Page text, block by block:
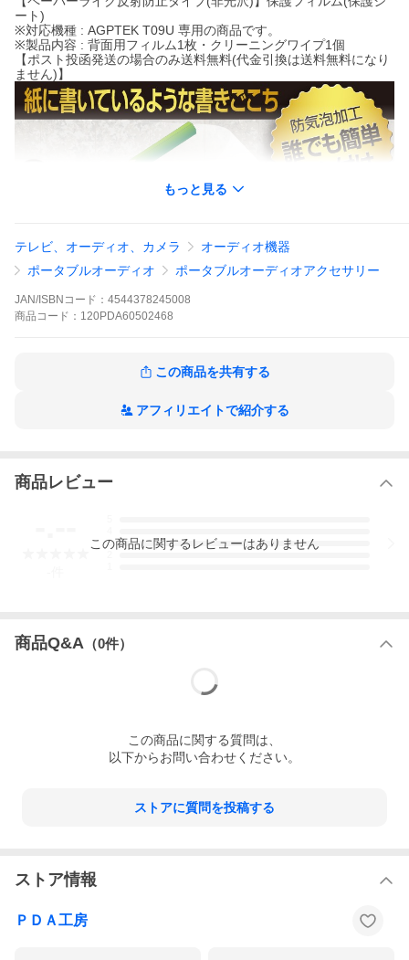
ート)
※対応機種 : AGPTEK T09U 専用の商品です。
※製品内容 : 背面用フィルム1枚・クリーニングワイプ1個
【ポスト投函発送の場合のみ送料無料(代金引換は送料無料になり
ません)】
もっと見る
テレビ、オーディオ、カメラ
オーディオ機器
ポータブルオーディオ
ポータブルオーディオアクセサリー
JAN/ISBNコード： 4544378245008
商品 コード： 120PDA60502468
この商品を共有する
アフィリエイトで紹介する
商品レビュー
3
この商品に関するレビューはありません
商品Q&A （0件）
この商品に関する質問は、
以下からお問い合わせください。
ストアに質問を投稿する
ストア情報
ＰＤＡ工房